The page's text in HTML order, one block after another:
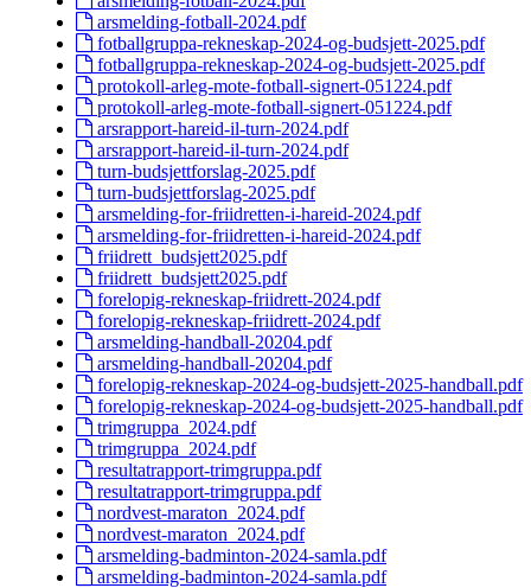
arsmelding-fotball-2024.pdf
fotballgruppa-rekneskap-2024-og-budsjett-2025.pdf
fotballgruppa-rekneskap-2024-og-budsjett-2025.pdf
protokoll-arleg-mote-fotball-signert-051224.pdf
protokoll-arleg-mote-fotball-signert-051224.pdf
arsrapport-hareid-il-turn-2024.pdf
arsrapport-hareid-il-turn-2024.pdf
turn-budsjettforslag-2025.pdf
turn-budsjettforslag-2025.pdf
arsmelding-for-friidretten-i-hareid-2024.pdf
arsmelding-for-friidretten-i-hareid-2024.pdf
friidrett_budsjett2025.pdf
friidrett_budsjett2025.pdf
forelopig-rekneskap-friidrett-2024.pdf
forelopig-rekneskap-friidrett-2024.pdf
arsmelding-handball-20204.pdf
arsmelding-handball-20204.pdf
forelopig-rekneskap-2024-og-budsjett-2025-handball.pdf
forelopig-rekneskap-2024-og-budsjett-2025-handball.pdf
trimgruppa_2024.pdf
trimgruppa_2024.pdf
resultatrapport-trimgruppa.pdf
resultatrapport-trimgruppa.pdf
nordvest-maraton_2024.pdf
nordvest-maraton_2024.pdf
arsmelding-badminton-2024-samla.pdf
arsmelding-badminton-2024-samla.pdf